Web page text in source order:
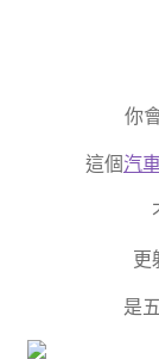
你
這個汽
更
是